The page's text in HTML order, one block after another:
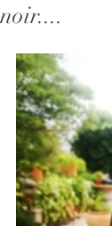
noir....